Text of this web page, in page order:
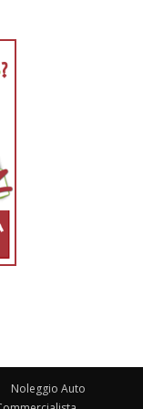
Noleggio Auto